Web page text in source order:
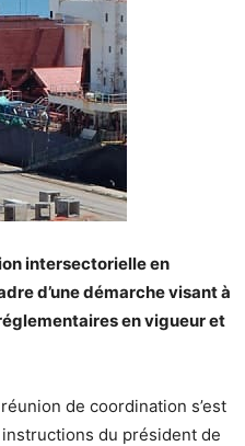
intersectorielle en
d’une démarche visant à
en vigueur et
de coordination s’est
du président de